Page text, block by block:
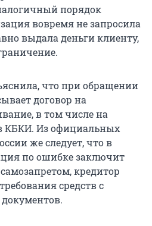
порядок
вовремя не запросила
выдала деньги клиенту,
что при обращении
договор на
в том числе на
КБКИ. Из официальных
же следует, что в
по ошибке заключит
кредитор
средств с